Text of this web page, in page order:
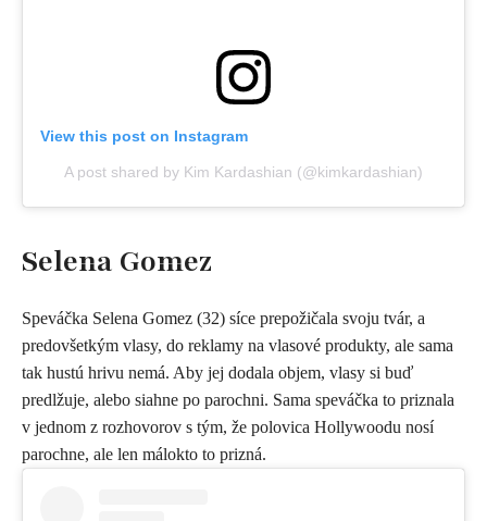
View this post on Instagram
A post shared by Kim Kardashian (@kimkardashian)
Selena Gomez
Speváčka Selena Gomez (32) síce prepožičala svoju tvár, a
predovšetkým vlasy, do reklamy na vlasové produkty, ale sama
tak hustú hrivu nemá. Aby jej dodala objem, vlasy si buď
predlžuje, alebo siahne po parochni. Sama speváčka to priznala
v jednom z rozhovorov s tým, že polovica Hollywoodu nosí
parochne, ale len málokto to prizná.